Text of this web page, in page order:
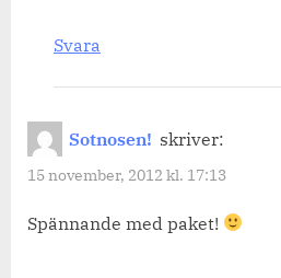
Svara
Sotnosen! skriver:
15 november, 2012 kl. 17:13
Spännande med paket!